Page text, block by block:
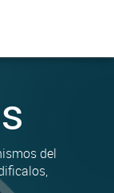
del